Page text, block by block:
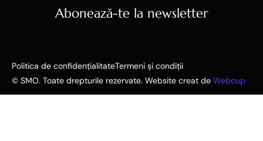
Abonează-te la newsletter
© SMO. Toate drepturile rezervate. Website creat de Webcup
Politica de confidențialitateTermeni și condiții